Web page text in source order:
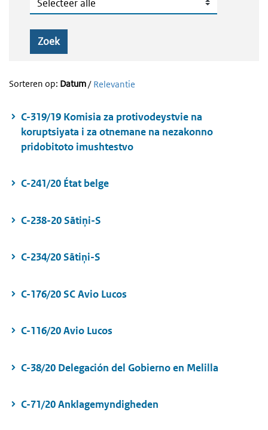
Zoek
Sorteren op: Datum/ Relevantie
C-319/19 Komisia za protivodeystvie na
koruptsiyata i za otnemane na nezakonno
pridobitoto imushtestvo
C-241/20 État belge
C-238-20 Sātiņi-S
C-234/20 Sātiņi-S
C-176/20 SC Avio Lucos
C-116/20 Avio Lucos
C-38/20 Delegación del Gobierno en Melilla
C-71/20 Anklagemyndigheden